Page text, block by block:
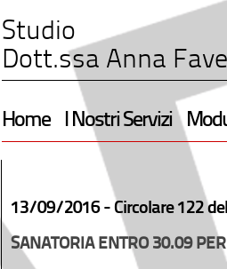
Studio
Dott.ssa Anna
Home I Nostri Servizi
13/09/2016 - Circolare 122
SANATORIA ENTRO 30.09